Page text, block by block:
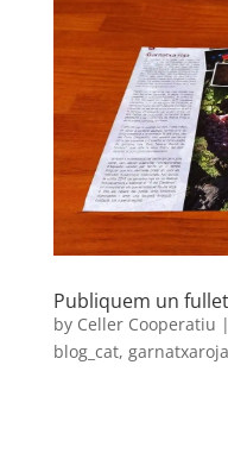
Publiquem un
by Celler Cooperatiu |
blog_cat,